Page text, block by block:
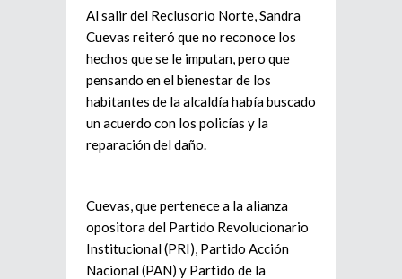
Al salir del Reclusorio Norte, Sandra
Cuevas reiteró que no reconoce los
hechos que se le imputan, pero que
pensando en el bienestar de los
habitantes de la alcaldía había buscado
un acuerdo con los policías y la
reparación del daño.
Cuevas, que pertenece a la alianza
opositora del Partido Revolucionario
Institucional (PRI), Partido Acción
Nacional (PAN) y Partido de la